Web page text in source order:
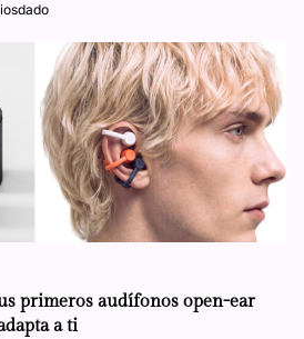
primeros audífonos open-ear
a ti